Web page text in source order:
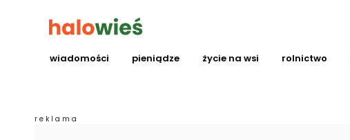
wiadomości pieniądze życie na wsi rolnictwo